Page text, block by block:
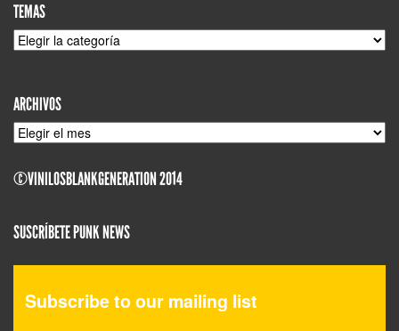
TEMAS
TEMAS
ARCHIVOS
ARCHIVOS
©VINILOSBLANKGENERATION 2014
SUSCRÍBETE PUNK NEWS
Subscribe to our mailing list